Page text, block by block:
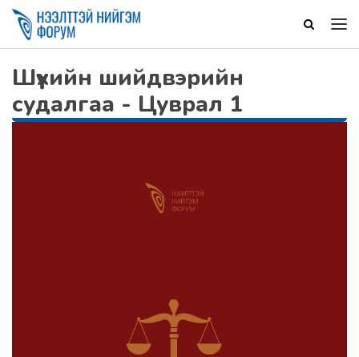
Шүүхийн шийдвэрийн
судалгаа - Цуврал 1